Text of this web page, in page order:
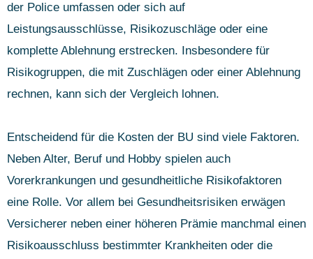
der Police umfassen oder sich auf
Leistungsausschlüsse, Risikozuschläge oder eine
komplette Ablehnung erstrecken. Insbesondere für
Risikogruppen, die mit Zuschlägen oder einer Ablehnung
rechnen, kann sich der Vergleich lohnen.
Entscheidend für die Kosten der BU sind viele Faktoren.
Neben Alter, Beruf und Hobby spielen auch
Vorerkrankungen und gesundheitliche Risikofaktoren
eine Rolle. Vor allem bei Gesundheitsrisiken erwägen
Versicherer neben einer höheren Prämie manchmal einen
Risikoausschluss bestimmter Krankheiten oder die